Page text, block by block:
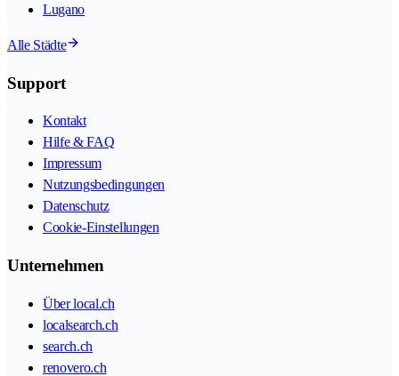
Lugano
Alle Städte
Support
Kontakt
Hilfe & FAQ
Impressum
Nutzungsbedingungen
Datenschutz
Cookie-Einstellungen
Unternehmen
Über local.ch
localsearch.ch
search.ch
renovero.ch